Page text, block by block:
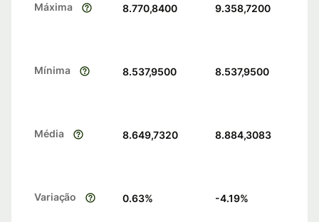
Máxima 8.770,8400 9.358,7200
Mínima 8.537,9500 8.537,9500
Média 8.649,7320 8.884,3083
Variação 0.63% -4.19%